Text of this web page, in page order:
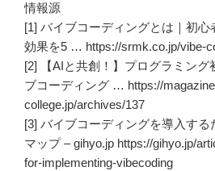
情報源
[1] バイブコーディングとは｜初心
効果を5 … https://srmk.co.jp/vibe-
[2] 【AIと共創！】プログラミング
ブコーディング … https://
college.jp/archives/137
[3] バイブコーディングを導入する
マップ – gihyo.jp https://gihyo.jp/
for-implementing-vibecoding